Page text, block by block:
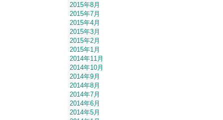
2015年8月
2015年7月
2015年4月
2015年3月
2015年2月
2015年1月
2014年11月
2014年10月
2014年9月
2014年8月
2014年7月
2014年6月
2014年5月